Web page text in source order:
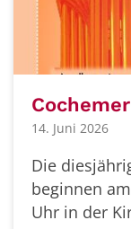
14. Juni 2026
Die
beginnen
Uhr in der